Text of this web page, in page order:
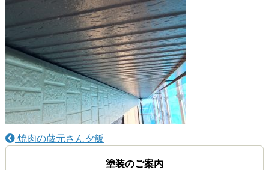
焼肉の蔵元さん夕飯
塗装のご案内